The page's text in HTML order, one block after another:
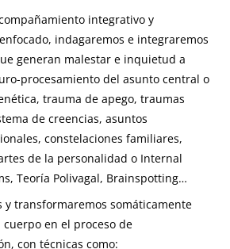
integrativo y
indagaremos e integraremos
generan malestar e inquietud a
procesamiento del asunto central o
trauma de apego, traumas
de creencias, asuntos
constelaciones familiares,
de la personalidad o Internal
Teoría Polivagal, Brainspotting…
y transformaremos somáticamente
en el proceso de
con técnicas como: